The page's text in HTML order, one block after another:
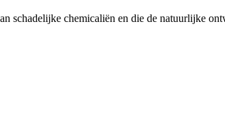
schadelijke chemicaliën en die de natuurlijke